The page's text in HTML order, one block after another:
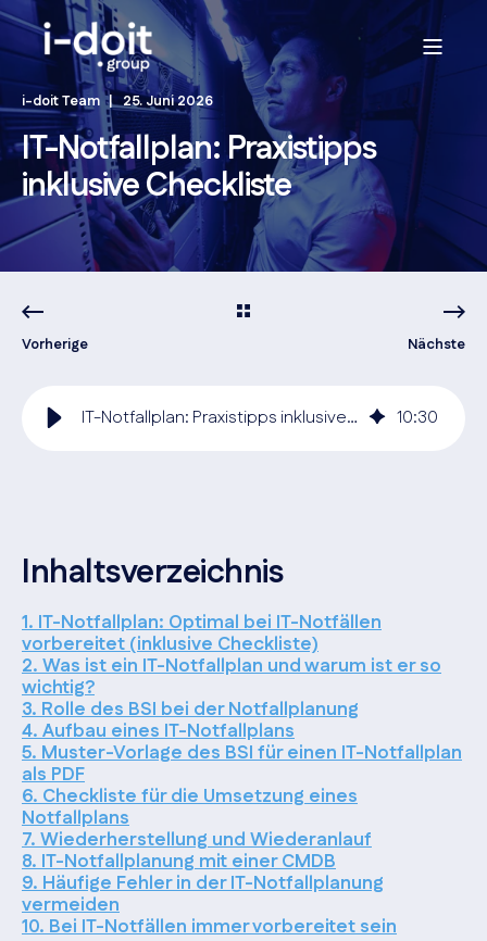
i-doit Team 25. Juni 2026
IT-Notfallplan: Praxistipps
inklusive Checkliste
Vorherige Nächste
IT-Notfallplan: Praxistipps inklusive Checkliste 10:30
Inhaltsverzeichnis
1. IT-Notfallplan: Optimal bei IT-Notfällen
vorbereitet (inklusive Checkliste)
2. Was ist ein IT-Notfallplan und warum ist er so
wichtig?
3. Rolle des BSI bei der Notfallplanung
4. Aufbau eines IT-Notfallplans
5. Muster-Vorlage des BSI für einen IT-Notfallplan
als PDF
6. Checkliste für die Umsetzung eines
Notfallplans
7. Wiederherstellung und Wiederanlauf
8. IT-Notfallplanung mit einer CMDB
9. Häufige Fehler in der IT-Notfallplanung
vermeiden
10. Bei IT-Notfällen immer vorbereitet sein